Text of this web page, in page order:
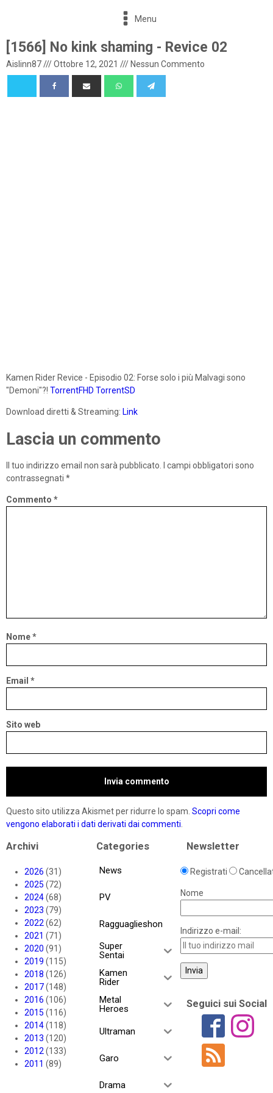
Menu
[1566] No kink shaming - Revice 02
Aislinn87///Ottobre 12, 2021 /// Nessun Commento
Kamen Rider Revice - Episodio 02: Forse solo i più Malvagi sono
"Demoni"?! TorrentFHD TorrentSD
Download diretti & Streaming: Link
Lascia un commento
Il tuo indirizzo email non sarà pubblicato.
I campi obbligatori sono
contrassegnati *
Commento *
Nome*
Email *
Sito web
Questo sito utilizza Akismet per ridurre lo spam. Scopri come
vengono elaborati i dati derivati dai commenti.
Archivi
2026 (31)
2025 (72)
2024(68)
2023 (79)
2022(62)
2021 (71)
2020 (91)
2019 (115)
2018 (126)
2017(148)
2016 (106)
2015 (116)
2014(118)
2013 (120)
2012(133)
2011 (89)
Categories
News
PV
Ragguaglieshon
Super
Sentai
Kamen
Rider
Metal
Heroes
Ultraman
Garo
Drama
Newsletter
Registrati
Nome
Indirizzo e-mail:
Seguici sui Social